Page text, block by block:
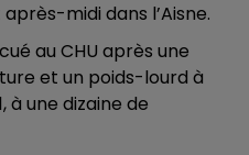
midi dans l’Aisne.
au CHU après une
et un poids-lourd à
à une dizaine de